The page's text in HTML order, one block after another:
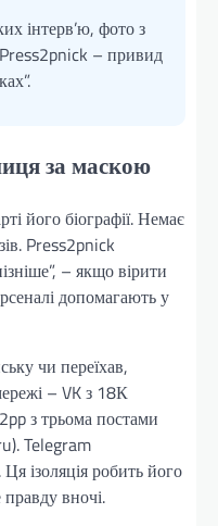
інтерв’ю, фото з
– привид
за маскою
його біографії. Немає
Press2pnick
– якщо вірити
допомагають у
чи переїхав,
– VK з 18К
з трьома постами
Telegram
ізоляція робить його
вночі.